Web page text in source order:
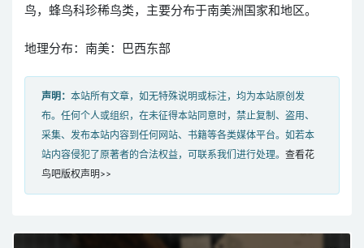
鸟，蜂鸟科珍稀鸟类，主要分布于南美洲国家和地区。
地理分布：南美：巴西东部
声明： 本站所有文章，如无特殊说明或标注，均为本站原创发
布。任何个人或组织，在未征得本站同意时，禁止复制、盗用、
采集、发布本站内容到任何网站、书籍等各类媒体平台。如若本
站内容侵犯了原著者的合法权益，可联系我们进行处理。 查看花
鸟吧版权声明>>